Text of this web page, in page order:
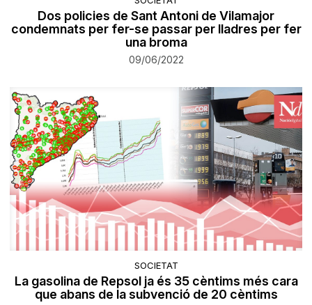
Dos policies de Sant Antoni de Vilamajor
condemnats per fer-se passar per lladres per fer
una broma
09/06/2022
SOCIETAT
La gasolina de Repsol ja és 35 cèntims més cara
que abans de la subvenció de 20 cèntims